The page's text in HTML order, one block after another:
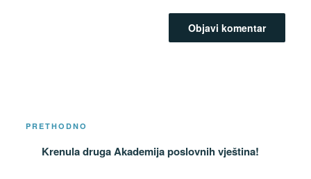
Navigacija
objava
Prethodna
objava
PRETHODNO
Krenula druga Akademija poslovnih vještina!